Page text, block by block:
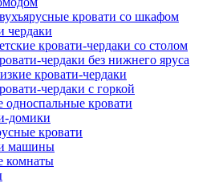
кровати со шкафом
чердаки
кровати-чердаки со столом
чердаки без нижнего яруса
кровати-чердаки
чердаки с горкой
односпальные кровати
домики
кровати
машины
комнаты